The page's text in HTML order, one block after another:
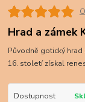
Hrad a zámek
Původně gotický
16. století získal
Dostupnost